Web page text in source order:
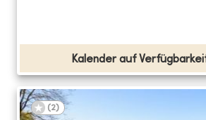
Kalender auf
(2)